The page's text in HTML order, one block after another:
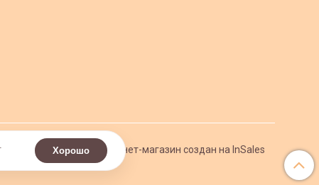
Интернет-магазин создан на InSales
Хорошо